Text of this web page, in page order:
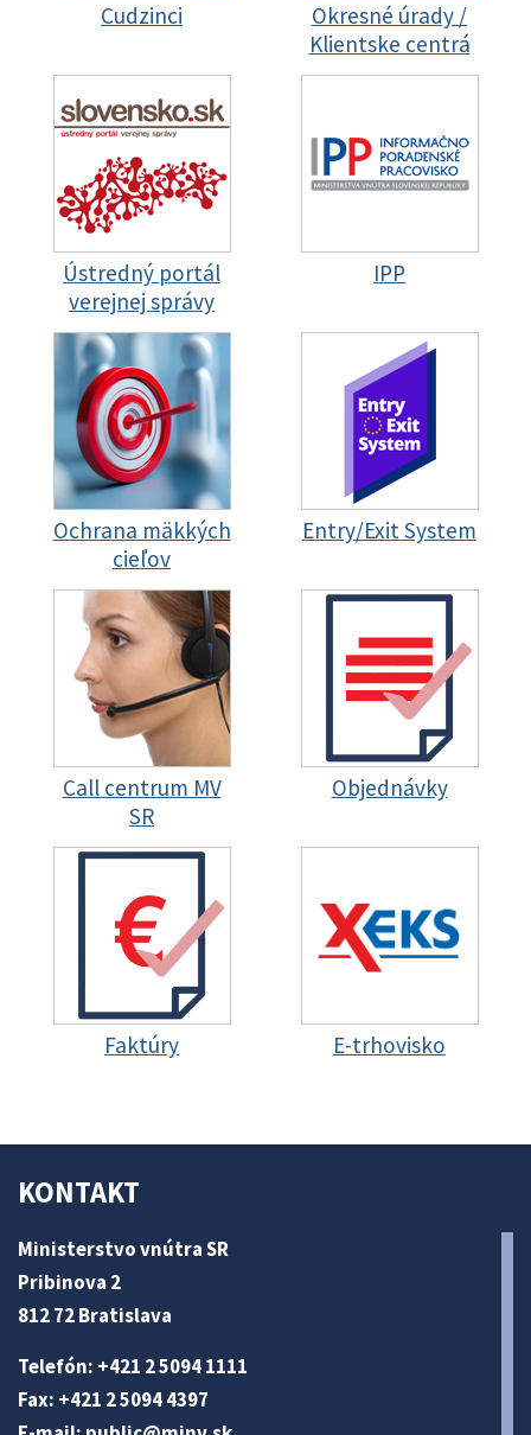
Cudzinci
Okresné úrady /
Klientske centrá
Ústredný portál
verejnej správy
IPP
Ochrana mäkkých
cieľov
Entry/Exit System
Call centrum MV
SR
Objednávky
Faktúry E-trhovisko
KONTAKT
Ministerstvo vnútra SR
Pribinova 2
812 72 Bratislava
Telefón: +421 2 5094 1111
Fax: +421 2 5094 4397